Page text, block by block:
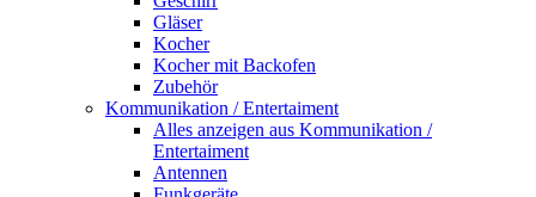
Gläser
Kocher
Kocher mit Backofen
Zubehör
Kommunikation / Entertaiment
Alles anzeigen aus Kommunikation /
Entertaiment
Antennen